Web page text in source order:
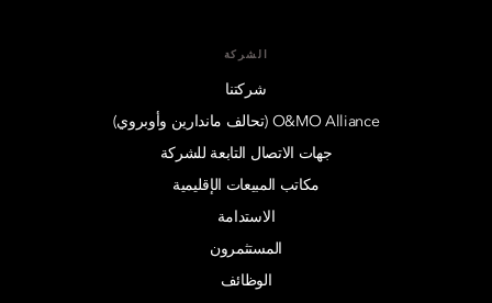
الشركة
شركتنا
O&MO Alliance (تحالف ماندارين وأوبروي)
جهات الاتصال التابعة للشركة
مكاتب المبيعات الإقليمية
الاستدامة
المستثمرون
الوظائف